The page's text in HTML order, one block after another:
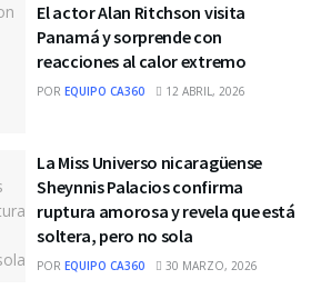
El actor Alan Ritchson visita
Panamá y sorprende con
reacciones al calor extremo
POR EQUIPO CA360 12 ABRIL, 2026
La Miss Universo nicaragüense
Sheynnis Palacios confirma
ruptura amorosa y revela que está
soltera, pero no sola
POR EQUIPO CA360 30 MARZO, 2026